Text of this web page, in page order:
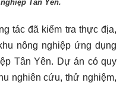
Tân Yên.
tác đã kiểm tra thực địa,
nông nghiệp ứng dụng
Tân Yên. Dự án có quy
nghiên cứu, thử nghiệm,